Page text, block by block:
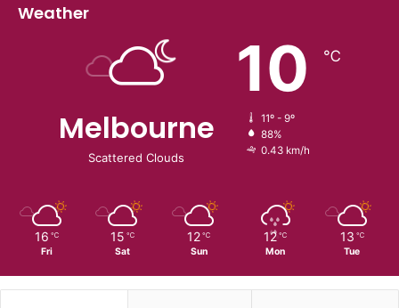
Weather
Melbourne
Scattered Clouds
10 ℃
11º - 9º
88%
0.43 km/h
16 ℃
Fri
15 ℃
Sat
12 ℃
Sun
12 ℃
Mon
13 ℃
Tue